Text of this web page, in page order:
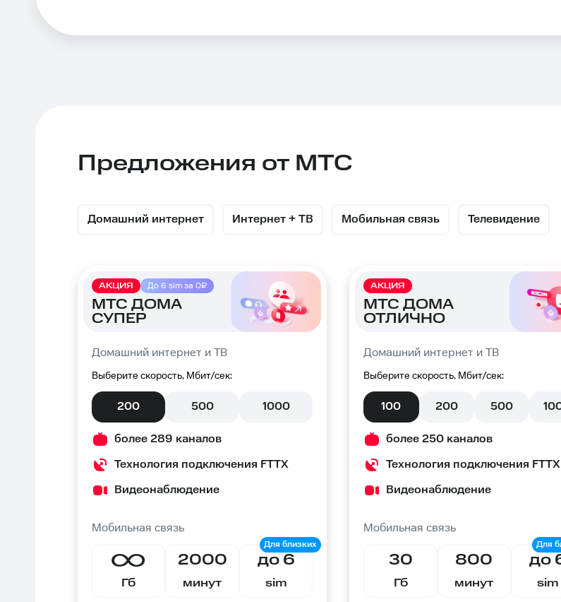
—
провайдер
Барнауле
Предложения от МТС
Домашний интернет Интернет + ТВ Мобильная связь Телевидение
АКЦИЯ До 6 sim за 0₽
МТС ДОМА
СУПЕР
Домашний интернет и ТВ
Выберите скорость, Мбит/сек:
200 500 1000
более 289 каналов
Технология подключения FTTX
Видеонаблюдение
Мобильная связь
Гб
2000
минут
до 6
sim
АКЦИЯ
МТС ДОМА
ОТЛИЧНО
Домашний интернет и ТВ
Выберите скорость, Мбит/сек:
100 200 500
более 250 каналов
Технология подключения FTTX
Видеонаблюдение
Мобильная связь
30
Гб
800
минут
до
sim